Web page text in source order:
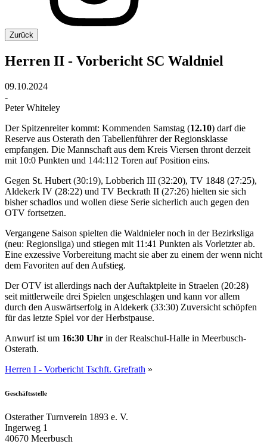
Zurück
Herren II - Vorbericht SC Waldniel
09.10.2024
-
Peter Whiteley
Der Spitzenreiter kommt: Kommenden Samstag (12.10) darf die
Reserve aus Osterath den Tabellenführer der Regionsklasse
empfangen. Die Mannschaft aus dem Kreis Viersen thront derzeit
mit 10:0 Punkten und 144:112 Toren auf Position eins.
Gegen St. Hubert (30:19), Lobberich III (32:20), TV 1848 (27:25),
Aldekerk IV (28:22) und TV Beckrath II (27:26) hielten sie sich
bisher schadlos und wollen diese Serie sicherlich auch gegen den
OTV fortsetzen.
Vergangene Saison spielten die Waldnieler noch in der Bezirksliga
(neu: Regionsliga) und stiegen mit 11:41 Punkten als Vorletzter ab.
Eine exzessive Vorbereitung macht sie aber zu einem der wenn nicht
dem Favoriten auf den Aufstieg.
Der OTV ist allerdings nach der Auftaktpleite in Straelen (20:28)
seit mittlerweile drei Spielen ungeschlagen und kann vor allem
durch den Auswärtserfolg in Aldekerk (33:30) Zuversicht schöpfen
für das letzte Spiel vor der Herbstpause.
Anwurf ist um 16:30 Uhr in der Realschul-Halle in Meerbusch-
Osterath.
Herren I - Vorbericht Tschft. Grefrath »
Geschäftsstelle
Osterather Turnverein 1893 e. V.
Ingerweg 1
40670 Meerbusch